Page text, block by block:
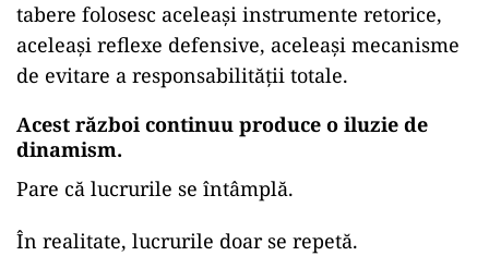
tabere folosesc aceleași instrumente retorice,
aceleași reflexe defensive, aceleași mecanisme
de evitare a responsabilității totale.
Acest război continuu produce o iluzie de
dinamism.
Pare că lucrurile se întâmplă.
În realitate, lucrurile doar se repetă.